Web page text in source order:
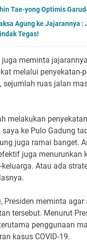
Tae-yong Optimis
Agung ke Jajarannya :
Tegas!
juga meminta
melalui penyekatan-
sejumlah ruas jalan
melakukan
saya ke Pulo Gadung
juga ramai banget.
juga menurunkan
keluarga. Atau ada
Presiden meminta
tersebut. Menurut
penggunaan
kasus COVID-19.